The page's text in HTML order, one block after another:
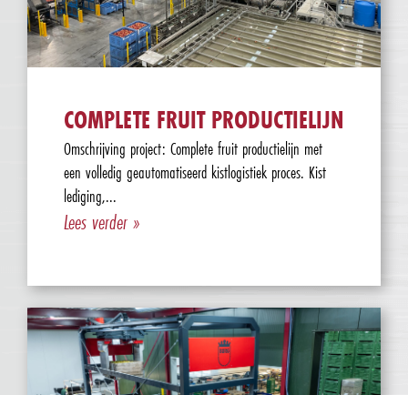
COMPLETE FRUIT PRODUCTIELIJN
Omschrijving project: Complete fruit productielijn met
een volledig geautomatiseerd kistlogistiek proces. Kist
lediging,...
Lees verder »